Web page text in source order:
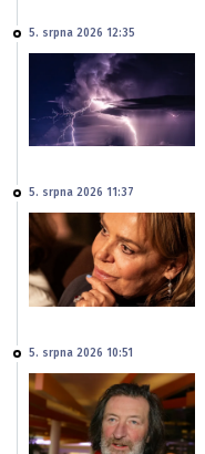
5. srpna 2026 12:35
5. srpna 2026 11:37
5. srpna 2026 10:51